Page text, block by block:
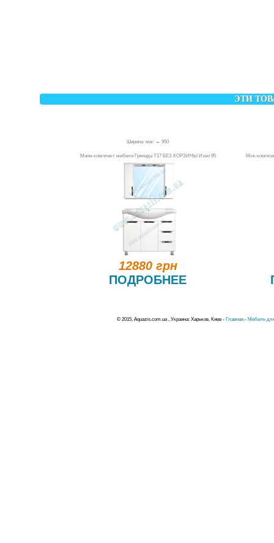
ЭТИ
Ширина: мм: ↔ 950
Мини-комплект мебели Гренада Т17 БЕЗ КОРЗИНЫ Изео 95
12880 грн
ПОДРОБНЕЕ
Міні-
© 2015, Aquazis.com.ua , Украина: Харьков, Киев - Главная - Мебель